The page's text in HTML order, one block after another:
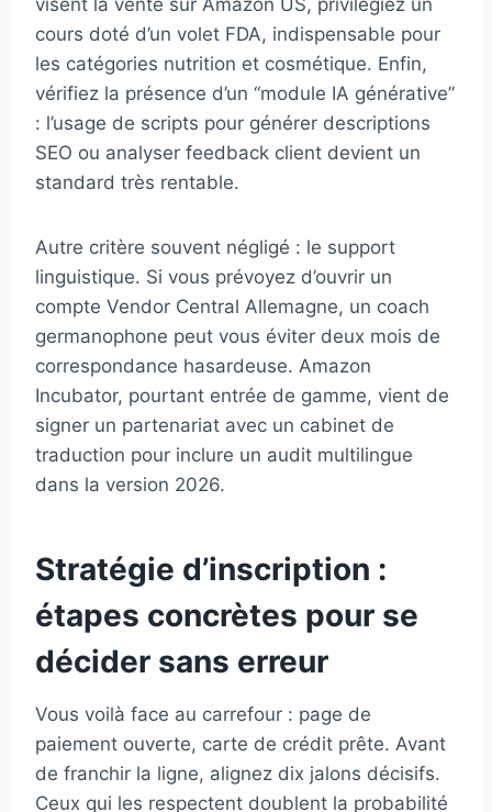
visent la vente sur Amazon US, privilégiez un
cours doté d’un volet FDA, indispensable pour
les catégories nutrition et cosmétique. Enfin,
vérifiez la présence d’un “module IA générative”
: l’usage de scripts pour générer descriptions
SEO ou analyser feedback client devient un
standard très rentable.
Autre critère souvent négligé : le support
linguistique. Si vous prévoyez d’ouvrir un
compte Vendor Central Allemagne, un coach
germanophone peut vous éviter deux mois de
correspondance hasardeuse. Amazon
Incubator, pourtant entrée de gamme, vient de
signer un partenariat avec un cabinet de
traduction pour inclure un audit multilingue
dans la version 2026.
Stratégie d’inscription :
étapes concrètes pour se
décider sans erreur
Vous voilà face au carrefour : page de
paiement ouverte, carte de crédit prête. Avant
de franchir la ligne, alignez dix jalons décisifs.
Ceux qui les respectent doublent la probabilité